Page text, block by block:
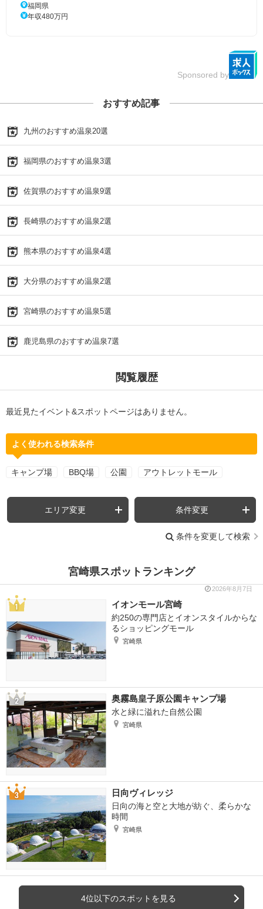
福岡県
年収480万円
Sponsored by
おすすめ記事
九州のおすすめ温泉20選
福岡県のおすすめ温泉3選
佐賀県のおすすめ温泉9選
長崎県のおすすめ温泉2選
熊本県のおすすめ温泉4選
大分県のおすすめ温泉2選
宮崎県のおすすめ温泉5選
鹿児島県のおすすめ温泉7選
閲覧履歴
最近見たイベント&スポットページはありません。
よく使われる検索条件
キャンプ場 BBQ場 公園 アウトレットモール
エリア変更 条件変更
条件を変更して検索
宮崎県スポットランキング
2026年8月7日
イオンモール宮崎
約250の専門店とイオンスタイルからな
るショッピングモール
宮崎県
奥霧島皇子原公園キャンプ場
水と緑に溢れた自然公園
宮崎県
日向ヴィレッジ
日向の海と空と大地が紡ぐ、柔らかな
時間
宮崎県
4位以下のスポットを見る